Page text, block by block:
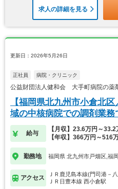
求人の詳細を見る
更新日：2026年5月26日
正社員 病院・クリニック
公益財団法人健和会 大手町病院の薬
【福岡県北九州市小倉北
域の中核病院での調剤業務
給与
【月収】23.6万円～
【年収】366万円～516
勤務地 福岡県 北九州市戸畑区,福
アクセス
ＪＲ鹿児島本線(門司港－
ＪＲ日豊本線 西小倉駅